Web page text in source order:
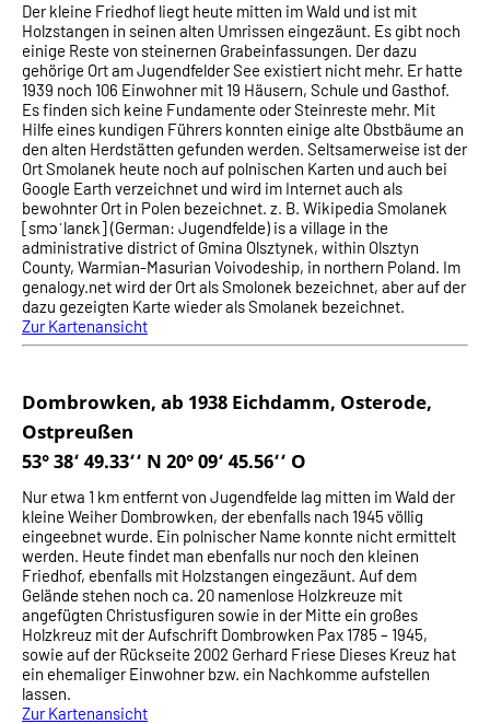
Der kleine Friedhof liegt heute mitten im Wald und ist mit
Holzstangen in seinen alten Umrissen eingezäunt. Es gibt noch
einige Reste von steinernen Grabeinfassungen. Der dazu
gehörige Ort am Jugendfelder See existiert nicht mehr. Er hatte
1939 noch 106 Einwohner mit 19 Häusern, Schule und Gasthof.
Es finden sich keine Fundamente oder Steinreste mehr. Mit
Hilfe eines kundigen Führers konnten einige alte Obstbäume an
den alten Herdstätten gefunden werden. Seltsamerweise ist der
Ort Smolanek heute noch auf polnischen Karten und auch bei
Google Earth verzeichnet und wird im Internet auch als
bewohnter Ort in Polen bezeichnet. z. B. Wikipedia Smolanek
[smɔˈlanɛk] (German: Jugendfelde) is a village in the
administrative district of Gmina Olsztynek, within Olsztyn
County, Warmian-Masurian Voivodeship, in northern Poland. Im
genalogy.net wird der Ort als Smolonek bezeichnet, aber auf der
dazu gezeigten Karte wieder als Smolanek bezeichnet.
Zur Kartenansicht
Dombrowken, ab 1938 Eichdamm, Osterode,
Ostpreußen
53° 38‘ 49.33‘‘ N 20° 09‘ 45.56‘‘ O
Nur etwa 1 km entfernt von Jugendfelde lag mitten im Wald der
kleine Weiher Dombrowken, der ebenfalls nach 1945 völlig
eingeebnet wurde. Ein polnischer Name konnte nicht ermittelt
werden. Heute findet man ebenfalls nur noch den kleinen
Friedhof, ebenfalls mit Holzstangen eingezäunt. Auf dem
Gelände stehen noch ca. 20 namenlose Holzkreuze mit
angefügten Christusfiguren sowie in der Mitte ein großes
Holzkreuz mit der Aufschrift Dombrowken Pax 1785 – 1945,
sowie auf der Rückseite 2002 Gerhard Friese Dieses Kreuz hat
ein ehemaliger Einwohner bzw. ein Nachkomme aufstellen
lassen.
Zur Kartenansicht